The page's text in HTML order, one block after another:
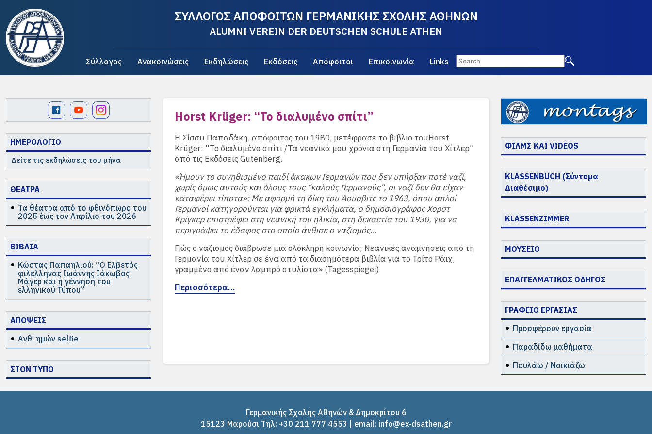
ΣΥΛΛΟΓΟΣ ΑΠΟΦΟΙΤΩΝ ΓΕΡΜΑΝΙΚΗΣ ΣΧΟΛΗΣ ΑΘΗΝΩΝ
ALUMNI VEREIN DER DEUTSCHEN SCHULE ATHEN
Σύλλογος Ανακοινώσεις Εκδηλώσεις Εκδόσεις Απόφοιτοι Επικοινωνία Links
ΗΜΕΡΟΛΟΓΙΟ
Δείτε τις εκδηλώσεις του μήνα
ΘΕΑΤΡΑ
Τα θέατρα από το φθινόπωρο του
2025 έως τον Απρίλιο του 2026
ΒΙΒΛΙΑ
Κώστας Παπαηλιού: “Ο Ελβετός
φιλέλληνας Ιωάννης Ιάκωβος
Μάγερ και η γέννηση του
ελληνικού Τύπου”
ΑΠΟΨΕΙΣ
Ανθ’ ημών selfie
ΣΤΟΝ ΤΥΠΟ
Horst Krüger: “Το διαλυμένο σπίτι”
Η Σίσσυ Παπαδάκη, απόφοιτος του 1980, μετέφρασε το βιβλίο τουHorst
Krüger: “Το διαλυμένο σπίτι /Τα νεανικά μου χρόνια στη Γερμανία του Χίτλερ”
από τις Εκδόσεις Gutenberg.
«Ήμουν το συνηθισμένο παιδί άκακων Γερμανών που δεν υπήρξαν ποτέ ναζί,
χωρίς όμως αυτούς και όλους τους “καλούς Γερμανούς”, οι ναζί δεν θα είχαν
καταφέρει τίποτα»: Με αφορμή τη δίκη του Άουσβιτς το 1963, όπου απλοί
Γερμανοί κατηγορούνται για φρικτά εγκλήματα, ο δημοσιογράφος Χορστ
Κρίγκερ επιστρέφει στη νεανική του ηλικία, στη δεκαετία του 1930, για να
περιγράψει το έδαφος στο οποίο άνθισε ο ναζισμός…
Πώς ο ναζισμός διάβρωσε μια ολόκληρη κοινωνία; Νεανικές αναμνήσεις από τη
Γερμανία του Χίτλερ σε ένα από τα διασημότερα βιβλία για το Τρίτο Ράιχ,
γραμμένο από έναν λαμπρό στυλίστα» (Tagesspiegel)
Περισσότερα…
ΦΙΛΜΣ ΚΑΙ VIDEOS
KLASSENBUCH (Σύντομα
Διαθέσιμο)
KLASSENZIMMER
ΜΟΥΣΕΙΟ
ΕΠΑΓΓΕΛΜΑΤΙΚΟΣ ΟΔΗΓΟΣ
ΓΡΑΦΕΙΟ ΕΡΓΑΣΙΑΣ
Προσφέρουν εργασία
Παραδίδω μαθήματα
Πουλάω / Νοικιάζω
Γερμανικής Σχολής Αθηνών & Δημοκρίτου 6
15123 Μαρούσι Tηλ: +30 211 777 4553 | email: info@ex-dsathen.gr